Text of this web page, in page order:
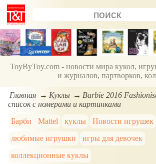
ToyByToy.com - новости мира кукол,
и журналов, партворков,
Главная Куклы
Barbie 2016
список с номерами и картинками
Барби
Mattel куклы Новости игрушек
любимые игрушки
игры для девочек
коллекционные куклы